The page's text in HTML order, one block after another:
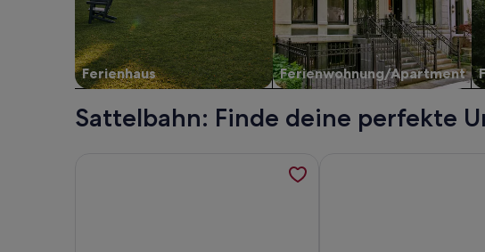
Ferienhaus Ferienwohnung/Apartment
Sattelbahn: Finde deine perfekte